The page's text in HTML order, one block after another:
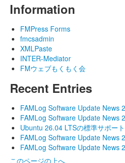
Information
FMPress Forms
fmcsadmin
XMLPaste
INTER-Mediator
FMウェブもくもく会
Recent Entries
FAMLog Software Update News
FAMLog Software Update News
Ubuntu 26.04 LTSの標準サポー
FAMLog Software Update News
FAMLog Software Update News
このページの上へ